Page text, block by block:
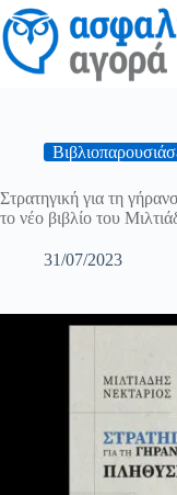
Στρατηγική για τη
το νέο βιβλίο του
31/07/2023